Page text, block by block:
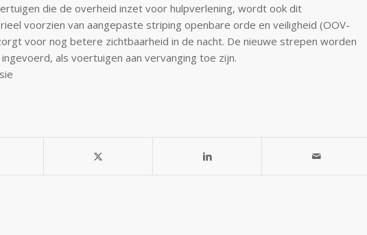
die de overheid inzet voor hulpverlening, wordt ook dit
voorzien van aangepaste striping openbare orde en veiligheid (OOV-
voor nog betere zichtbaarheid in de nacht. De nieuwe strepen worden
ingevoerd, als voertuigen aan vervanging toe zijn.